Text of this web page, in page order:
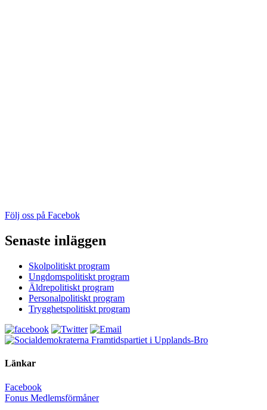
Följ oss på Facebok
Senaste inläggen
Skolpolitiskt program
Ungdomspolitiskt program
Äldrepolitiskt program
Personalpolitiskt program
Trygghetspolitiskt program
Framtidspartiet i Upplands-Bro
Länkar
Facebook
Fonus Medlemsförmåner